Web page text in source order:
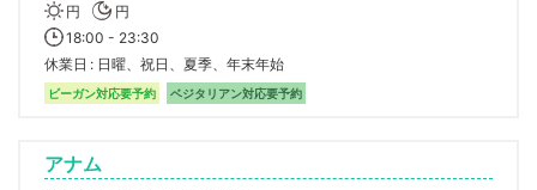
円
円
18:00 - 23:30
休業日
日曜、祝日、夏季、年末年始
ビーガン対応要予約 ベジタリアン対応要予約
アナム